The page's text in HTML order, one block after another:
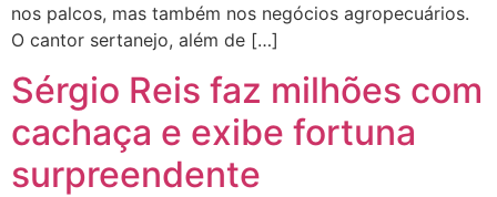
nos palcos, mas também nos negócios agropecuários.
O cantor sertanejo, além de […]
Sérgio Reis faz milhões com
cachaça e exibe fortuna
surpreendente